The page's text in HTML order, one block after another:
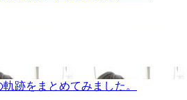
跡をまとめてみました。